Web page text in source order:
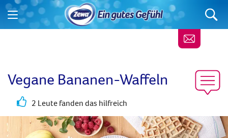
Vegane Bananen-Waffeln
2 Leute fanden das hilfreich